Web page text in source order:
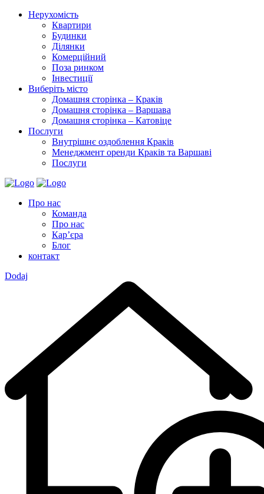
Нерухомість
Квартири
Будинки
Ділянки
Комерційний
Поза ринком
Інвестиції
Виберіть місто
Домашня сторінка – Краків
Домашня сторінка – Варшава
Домашня сторінка – Катовіце
Послуги
Внутрішнє оздоблення Краків
Менеджмент оренди Краків та Варшаві
Послуги
Про нас
Команда
Про нас
Кар’єра
Блог
контакт
Dodaj